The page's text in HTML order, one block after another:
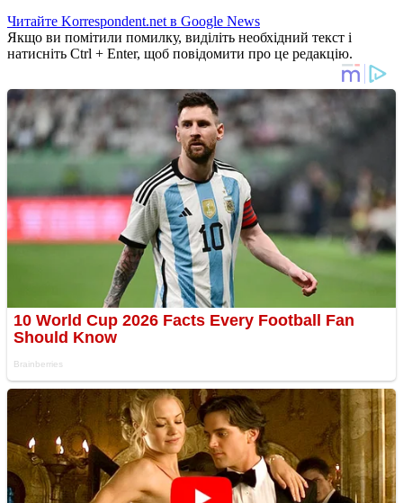
Читайте Korrespondent.net в Google News
Якщо ви помітили помилку, виділіть необхідний текст і
натисніть Ctrl + Enter, щоб повідомити про це редакцію.